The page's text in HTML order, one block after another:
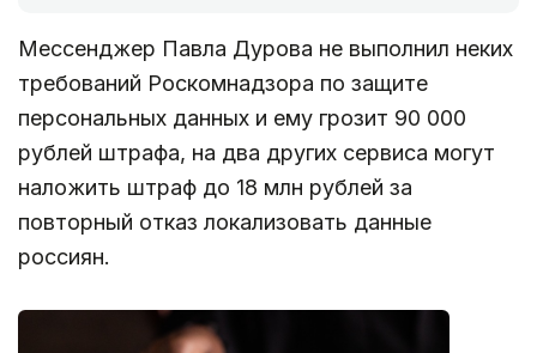
Мессенджер Павла Дурова не выполнил неких
требований Роскомнадзора по защите
персональных данных и ему грозит 90 000
рублей штрафа, на два других сервиса могут
наложить штраф до 18 млн рублей за
повторный отказ локализовать данные
россиян.